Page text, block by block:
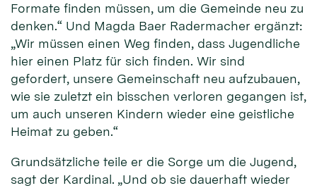
Formate finden müssen, um die Gemeinde neu zu
denken.“ Und Magda Baer Radermacher ergänzt:
„Wir müssen einen Weg finden, dass Jugendliche
hier einen Platz für sich finden. Wir sind
gefordert, unsere Gemeinschaft neu aufzubauen,
wie sie zuletzt ein bisschen verloren gegangen ist,
um auch unseren Kindern wieder eine geistliche
Heimat zu geben.“
Grundsätzliche teile er die Sorge um die Jugend,
sagt der Kardinal. „Und ob sie dauerhaft wieder